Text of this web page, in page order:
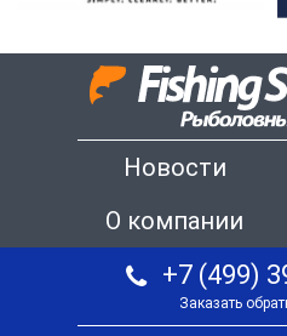
Новости
О компании
+7 (499)
Заказать